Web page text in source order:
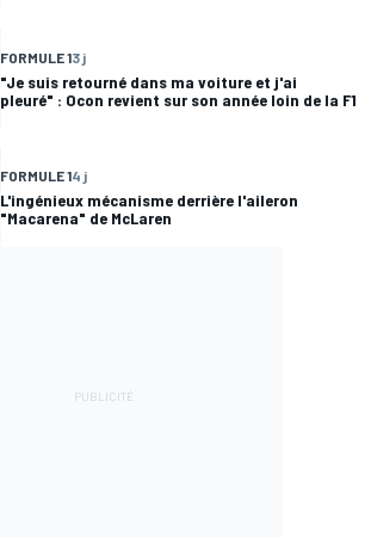
FORMULE 13 j
"Je suis retourné dans ma voiture et j'ai
pleuré" : Ocon revient sur son année loin de la F1
FORMULE 14 j
L'ingénieux mécanisme derrière l'aileron
"Macarena" de McLaren